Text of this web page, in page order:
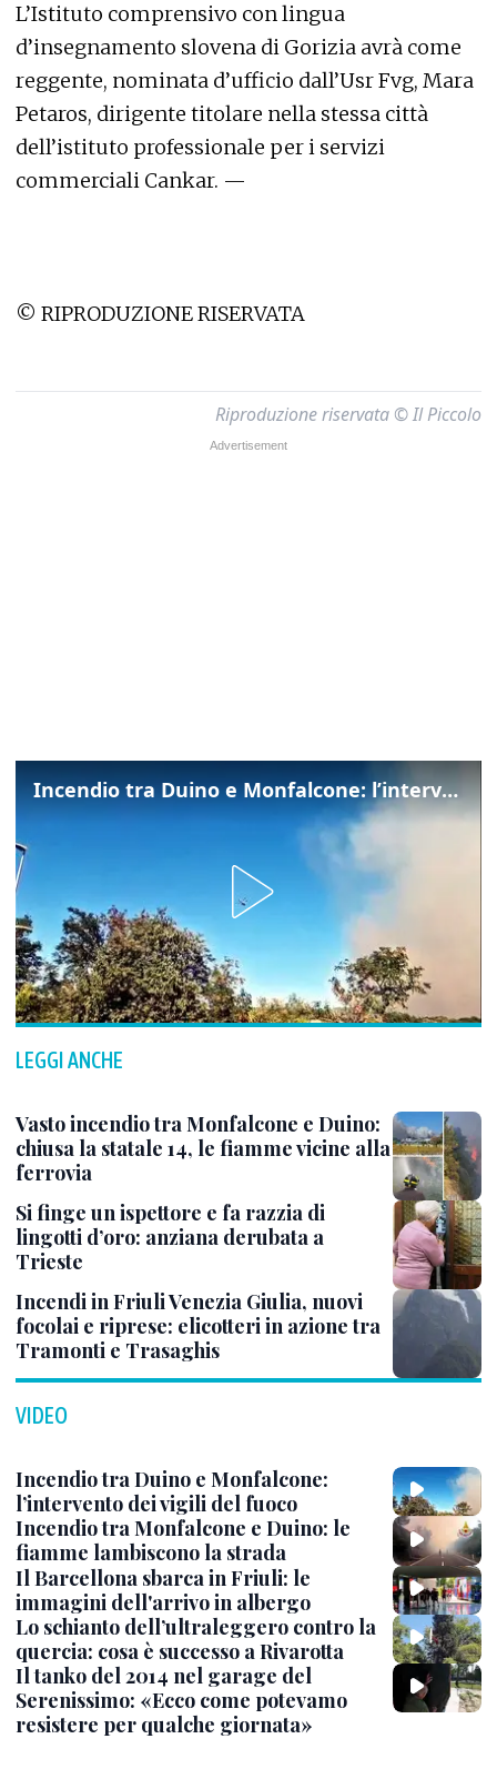
L’Istituto comprensivo con lingua
d’insegnamento slovena di Gorizia avrà come
reggente, nominata d’ufficio dall’Usr Fvg, Mara
Petaros, dirigente titolare nella stessa città
dell’istituto professionale per i servizi
commerciali Cankar. —
© RIPRODUZIONE RISERVATA
Riproduzione riservata © Il Piccolo
Incendio tra Duino e Monfalcone: l’intervento dei vigili del fuoco
LEGGI ANCHE
Vasto incendio tra Monfalcone e Duino:
chiusa la statale 14, le fiamme vicine alla
ferrovia
Si finge un ispettore e fa razzia di
lingotti d’oro: anziana derubata a
Trieste
Incendi in Friuli Venezia Giulia, nuovi
focolai e riprese: elicotteri in azione tra
Tramonti e Trasaghis
VIDEO
Incendio tra Duino e Monfalcone:
l’intervento dei vigili del fuoco
Incendio tra Monfalcone e Duino: le
fiamme lambiscono la strada
Il Barcellona sbarca in Friuli: le
immagini dell'arrivo in albergo
Lo schianto dell’ultraleggero contro la
quercia: cosa è successo a Rivarotta
Il tanko del 2014 nel garage del
Serenissimo: «Ecco come potevamo
resistere per qualche giornata»